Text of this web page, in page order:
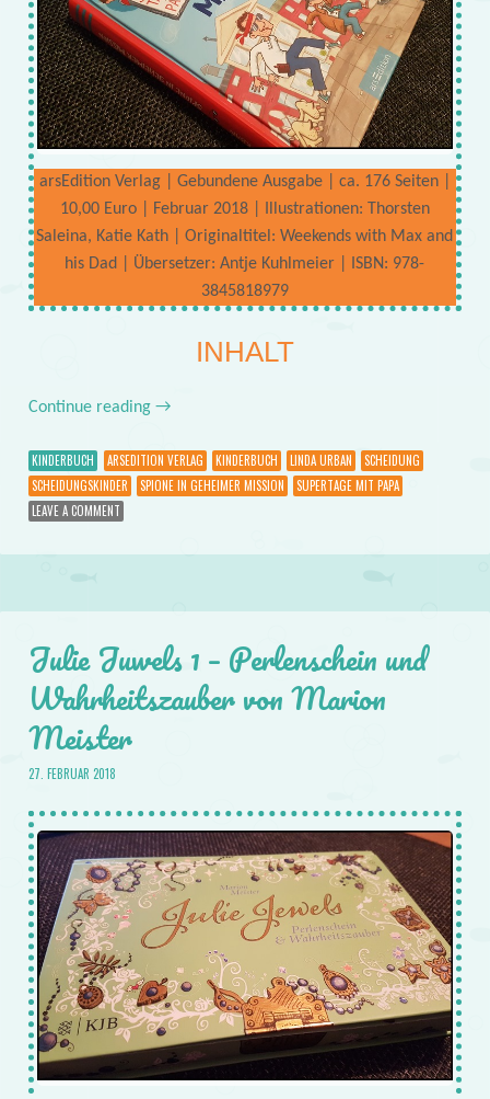
arsEdition Verlag | Gebundene Ausgabe | ca. 176 Seiten |
10,00 Euro | Februar 2018 | Illustrationen: Thorsten
Saleina, Katie Kath | Originaltitel: Weekends with Max and
his Dad | Übersetzer: Antje Kuhlmeier | ISBN: 978-
3845818979
INHALT
Continue reading →
KINDERBUCH ARSEDITION VERLAG KINDERBUCH LINDA URBAN
SCHEIDUNG
SCHEIDUNGSKINDER
SPIONE IN GEHEIMER MISSION
SUPERTAGE MIT PAPA
LEAVE A COMMENT
Julie Juwels 1 – Perlenschein und
Wahrheitszauber von Marion
Meister
27. FEBRUAR 2018